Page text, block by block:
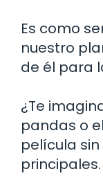
Es como
nuestro
de él para
¿Te
pandas o
película
principales.